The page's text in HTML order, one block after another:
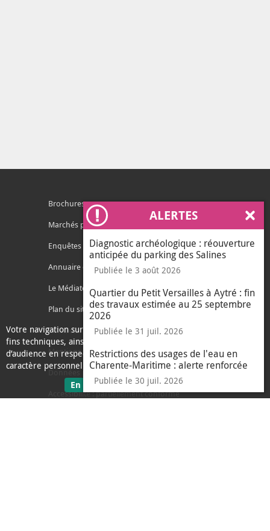
Votre navigation sur ce site nécessite l’usage de cookies pour des
fins techniques, ainsi que des cookies anonymisés de mesure
d’audience en respect de la législation relative aux données à
caractère personnel.
En savoir plussur les données personnelles
J'ai compris
le message
ALERTES
Diagnostic archéologique : réouverture
anticipée du parking des Salines
Publiée le 3 août 2026
Quartier du Petit Versailles à Aytré : fin
des travaux estimée au 25 septembre
2026
Publiée le 31 juil. 2026
Restrictions des usages de l'eau en
Charente-Maritime : alerte renforcée
Publiée le 30 juil. 2026
Brochures
Marchés publics
Enquêtes publiques
Annuaire des services
Le Médiateur de l'Agglo
Plan du site
Contacter l'agglo
Mentions légales
Accessibilité : partiellement conforme